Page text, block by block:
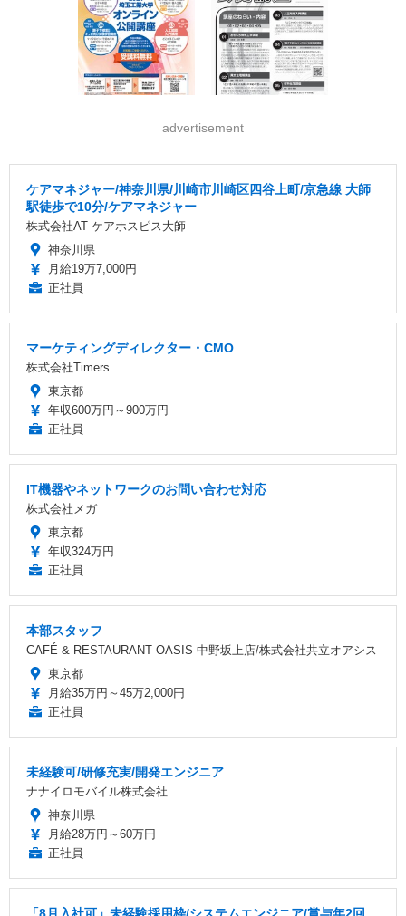
advertisement
ケアマネジャー/神奈川県/川崎市川崎区四谷上町/京急線 大師
駅徒歩で10分/ケアマネジャー
株式会社AT ケアホスピス大師
神奈川県
月給19万7,000円
正社員
マーケティングディレクター・CMO
株式会社Timers
東京都
年収600万円～900万円
正社員
IT機器やネットワークのお問い合わせ対応
株式会社メガ
東京都
年収324万円
正社員
本部スタッフ
CAFÉ & RESTAURANT OASIS 中野坂上店/株式会社共立オアシス
東京都
月給35万円～45万2,000円
正社員
未経験可/研修充実/開発エンジニア
ナナイロモバイル株式会社
神奈川県
月給28万円～60万円
正社員